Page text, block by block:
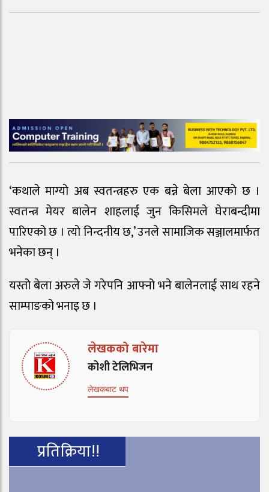
‘कथाले माग्यो अब स्वतन्त्रहरु एक बन्ने बेला आएको छ ।
स्वतन्त्र मेयर बालेन शाहलाई जुन किसिमले घेराबन्दीमा
पारिएको छ । त्यो निन्दनीय छ,’ उनले सामाजिक सञ्जालमार्फत
भनेका छन् ।
यस्तो बेला अरुले जे गरेपनि आफ्नो भने बालेनलाई साथ रहने
साम्पाङको भनाइ छ ।
लेखकको बारेमा
कोशी टेलिभिजन
लेखकबाट थप
प्रतिक्रिया!!